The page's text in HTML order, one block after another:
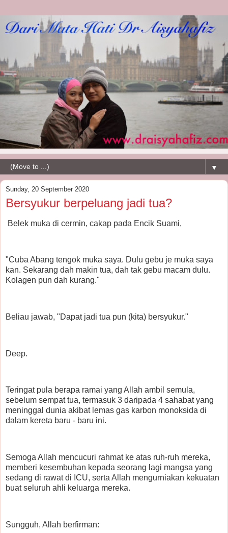
▼
Sunday, 20 September 2020
Bersyukur berpeluang jadi tua?
Belek muka di cermin, cakap pada Encik Suami,
"Cuba Abang tengok muka saya. Dulu gebu je muka saya
kan. Sekarang dah makin tua, dah tak gebu macam dulu.
Kolagen pun dah kurang."
Beliau jawab, "Dapat jadi tua pun (kita) bersyukur."
Deep.
Teringat pula berapa ramai yang Allah ambil semula,
sebelum sempat tua, termasuk 3 daripada 4 sahabat yang
meninggal dunia akibat lemas gas karbon monoksida di
dalam kereta baru - baru ini.
Semoga Allah mencucuri rahmat ke atas ruh-ruh mereka,
memberi kesembuhan kepada seorang lagi mangsa yang
sedang di rawat di ICU, serta Allah mengurniakan kekuatan
buat seluruh ahli keluarga mereka.
Sungguh, Allah berfirman: